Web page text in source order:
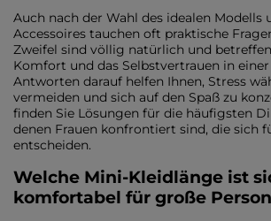
Auch nach der Wahl des idealen Modells
Accessoires tauchen oft praktische
Zweifel sind völlig natürlich und
Komfort und das Selbstvertrauen in
Antworten darauf helfen Ihnen, Stress
vermeiden und sich auf den Spaß zu
finden Sie Lösungen für die häufigsten
denen Frauen konfrontiert sind, die sich
entscheiden.
Welche Mini-Kleidlänge ist
komfortabel für große